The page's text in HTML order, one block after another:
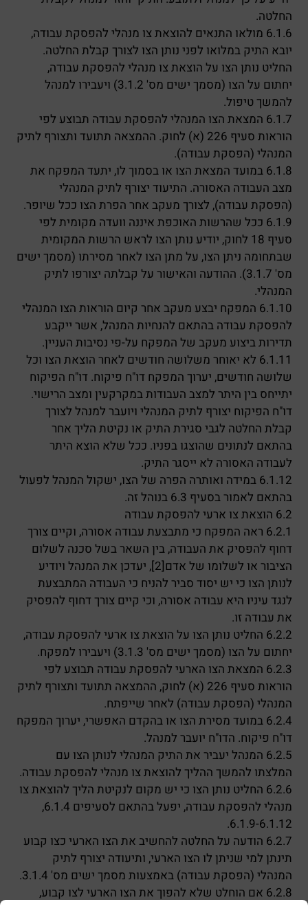
החלטה.
6.1.6 מולאו התנאים להוצאת צו מנהלי להפסקת עבודה,
יובא התיק במלואו לפני נותן הצו לצורך קבלת החלטה.
החליט נותן הצו על הוצאת צו מנהלי להפסקת עבודה,
יחתום על הצו (מסמך ישים מס' 3.1.2) ויעבירו למנהל
להמשך טיפול.
6.1.7 המצאת הצו המנהלי להפסקת עבודה תבוצע לפי
הוראות סעיף 226 (א) לחוק. ההמצאה תתועד ותצורף לתיק
המנהלי (הפסקת עבודה).
6.1.8 במועד המצאת הצו או בסמוך לו, יתעד המפקח את
מצב העבודה האסורה. התיעוד יצורף לתיק המנהלי
(הפסקת עבודה), לצורך מעקב אחר הפרת הצו ככל שיופר.
6.1.9 ככל שהרשות האוכפת איננה וועדה מקומית לפי
סעיף 18 לחוק, יודיע נותן הצו לראש הרשות המקומית
שבתחומה ניתן הצו, על מתן הצו לאחר מסירתו (מסמך ישים
מס' 3.1.7). ההודעה והאישור על קבלתה יצורפו לתיק
המנהלי.
6.1.10 המפקח יבצע מעקב אחר קיום הוראות הצו המנהלי
להפסקת עבודה בהתאם להנחיות המנהל, אשר ייקבע
תדירות ביצוע מעקב של המפקח על-פי נסיבות העניין.
6.1.11 לא יאוחר משלושה חודשים לאחר הוצאת הצו וכל
שלושה חודשים, יערוך המפקח דו"ח פיקוח. דו"ח הפיקוח
יתייחס בין היתר למצב העבודות במקרקעין ומצב הרישוי.
דו"ח הפיקוח יצורף לתיק המנהלי ויועבר למנהל לצורך
קבלת החלטה לגבי סגירת התיק או נקיטת הליך אחר
בהתאם לנתונים שהוצגו בפניו. ככל שלא הוצא היתר
לעבודה האסורה לא ייסגר התיק.
6.1.12 במידה ואותרה הפרה של הצו, ישקול המנהל לפעול
בהתאם לאמור בסעיף 6.3 בנוהל זה.
6.2 הוצאת צו ארעי להפסקת עבודה
6.2.1 ראה המפקח כי מתבצעת עבודה אסורה, וקיים צורך
דחוף להפסיק את העבודה, בין השאר בשל סכנה לשלום
הציבור או לשלומו של אדם[2], יעדכן את המנהל ויודיע
לנותן הצו כי יש יסוד סביר להניח כי העבודה המתבצעת
לנגד עיניו היא עבודה אסורה, וכי קיים צורך דחוף להפסיק
את עבודה זו.
6.2.2 החליט נותן הצו על הוצאת צו ארעי להפסקת עבודה,
יחתום על הצו (מסמך ישים מס' 3.1.3) ויעבירו למפקח.
6.2.3 המצאת הצו הארעי להפסקת עבודה תבוצע לפי
הוראות סעיף 226 (א) לחוק, ההמצאה תתועד ותצורף לתיק
המנהלי (הפסקת עבודה) לאחר שייפתח.
6.2.4 במועד מסירת הצו או בהקדם האפשרי, יערוך המפקח
דו"ח פיקוח. הדו"ח יועבר למנהל.
6.2.5 המנהל יעביר את התיק המנהלי לנותן הצו עם
המלצתו להמשך ההליך להוצאת צו מנהלי להפסקת עבודה.
6.2.6 החליט נותן הצו כי יש מקום לנקיטת הליך להוצאת צו
מנהלי להפסקת עבודה, יפעל בהתאם לסעיפים 6.1.4,
6.1.9-6.1.12.
6.2.7 הודעה על החלטה להחשיב את הצו הארעי כצו קבוע
תינתן למי שניתן לו הצו הארעי, ותיעודה יצורף לתיק
המנהלי (הפסקת עבודה) באמצעות מסמך ישים מס' 3.1.4.
6.2.8 אם הוחלט שלא להפוך את הצו הארעי לצו קבוע,